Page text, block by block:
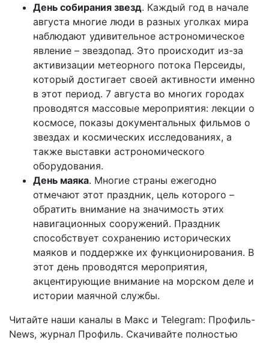
День собирания звезд. Каждый год в начале
августа многие люди в разных уголках мира
наблюдают удивительное астрономическое
явление – звездопад. Это происходит из-за
активизации метеорного потока Персеиды,
который достигает своей активности именно
в этот период. 7 августа во многих городах
проводятся массовые мероприятия: лекции о
космосе, показы документальных фильмов о
звездах и космических исследованиях, а
также выставки астрономического
оборудования.
День маяка. Многие страны ежегодно
отмечают этот праздник, цель которого –
обратить внимание на значимость этих
навигационных сооружений. Праздник
способствует сохранению исторических
маяков и поддержке их функционирования. В
этот день проводятся мероприятия,
акцентирующие внимание на морском деле и
истории маячной службы.
Читайте наши каналы в Макс и Telegram: Профиль-
News, журнал Профиль. Скачивайте полностью